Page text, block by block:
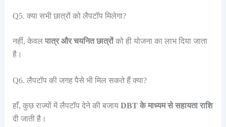
Q5. क्या सभी छात्रों को लैपटॉप मिलेगा?
नहीं, केवल पात्र और चयनित छात्रोंको ही योजना का लाभ दिया जाता
है।
Q6. लैपटॉप की जगह पैसे भी मिल सकते हैं क्या?
हाँ, कुछ राज्यों में लैपटॉप देने की बजाय DBT के माध्यम से सहायता राशि
दी जाती है।